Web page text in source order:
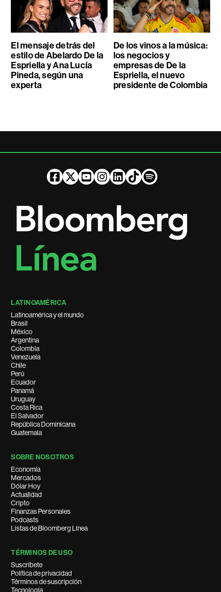
El mensaje detrás del
estilo de Abelardo De la
Espriella y Ana Lucía
Pineda, según una
experta
De los vinos a la música:
los negocios y
empresas de De la
Espriella, el nuevo
presidente de Colombia
LATINOAMÉRICA
Latinoamérica y el mundo
Brasil
México
Argentina
Colombia
Venezuela
Chile
Perú
Ecuador
Panamá
Uruguay
Costa Rica
El Salvador
República Dominicana
Guatemala
SOBRE NOSOTROS
Economía
Mercados
Dólar Hoy
Actualidad
Cripto
Finanzas Personales
Podcasts
Listas de Bloomberg Línea
TÉRMINOS DE USO
Suscríbete
Política de privacidad
Términos de suscripción
Tecnología